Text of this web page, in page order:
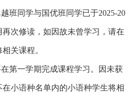
班同学与国优班同学已于2025-20
次修读，如因故未曾学习，请在
关课程。
第一学期完成课程学习。因未获
小语种名单内的小语种学生将相